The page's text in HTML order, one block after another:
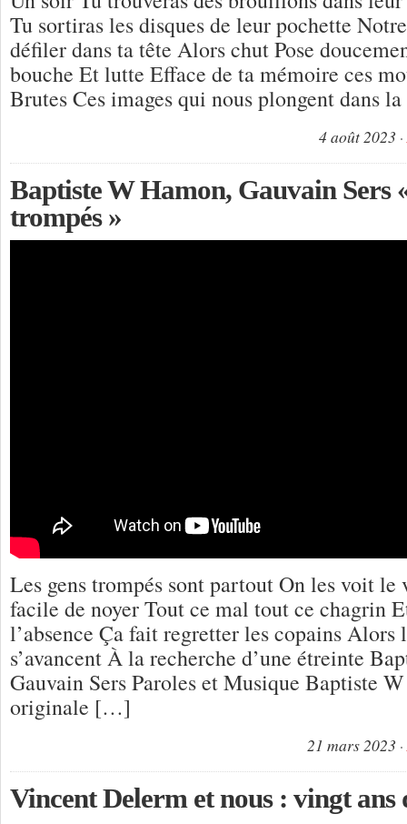
Tu sortiras les disques de leur pochette
défiler dans ta tête Alors chut Pose
bouche Et lutte Efface de ta mémoire ces
Brutes Ces images qui nous plongent dans
4 août 2023
Baptiste W Hamon, Gauvain Sers
trompés »
Les gens trompés sont partout On les voit le
facile de noyer Tout ce mal tout ce chagrin
l’absence Ça fait regretter les copains Alors
s’avancent À la recherche d’une étreinte
Gauvain Sers Paroles et Musique Baptiste
originale […]
21 mars 2023
Vincent Delerm et nous : vingt ans